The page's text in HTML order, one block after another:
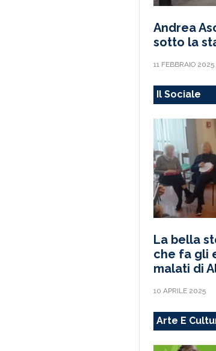
Andrea
sotto la
11 FEBBRAIO 2025
Il Sociale
La bella
che fa gli
malati di
10 APRILE 2025
Arte E